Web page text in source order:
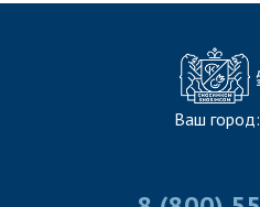
Ваш город: